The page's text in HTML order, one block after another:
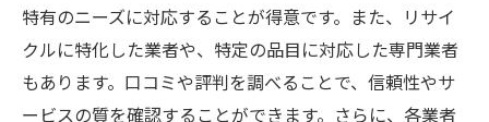
特有のニーズに対応することが得意です。また、リサイ
クルに特化した業者や、特定の品目に対応した専門業者
もあります。口コミや評判を調べることで、信頼性やサ
ービスの質を確認することができます。さらに、各業者